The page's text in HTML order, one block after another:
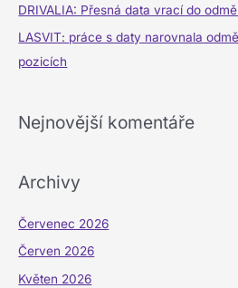
o
:
DRIVALIA: Přesná data vrací do
LASVIT: práce s daty narovnala
pozicích
Nejnovější komentáře
Archivy
Červenec 2026
Červen 2026
Květen 2026